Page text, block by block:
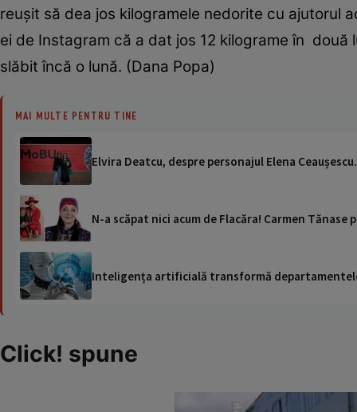
reușit să dea jos kilogramele nedorite cu
ei de Instagram că a dat jos 12 kilograme în
slăbit încă o lună. (Dana Popa)
MAI MULTE PENTRU TINE
Elvira Deatcu, despre personajul Elena
N-a scăpat nici acum de Flacăra! Carmen
Inteligența artificială transformă
Click! spune